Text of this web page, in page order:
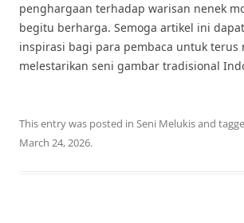
penghargaan terhadap warisan nenek
begitu berharga. Semoga artikel ini
inspirasi bagi para pembaca untuk terus
melestarikan seni gambar tradisional
This entry was posted in Seni Melukisand
March 24, 2026.